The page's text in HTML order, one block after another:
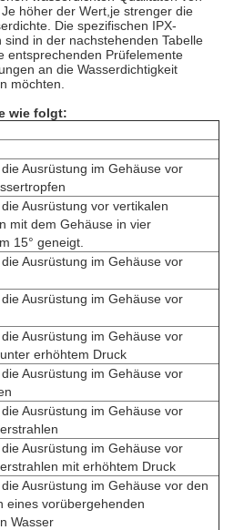
höher der Wert,je strenger die
Die spezifischen IPX-
in der nachstehenden Tabelle
entsprechenden Prüfelemente
an die Wasserdichtigkeit
möchten.
wie folgt:
Ausrüstung im Gehäuse vor
Ausrüstung vor vertikalen
mit dem Gehäuse in vier
15° geneigt.
Ausrüstung im Gehäuse vor
Ausrüstung im Gehäuse vor
Ausrüstung im Gehäuse vor
erhöhtem Druck
Ausrüstung im Gehäuse vor
Ausrüstung im Gehäuse vor
Ausrüstung im Gehäuse vor
mit erhöhtem Druck
Ausrüstung im Gehäuse vor den
eines vorübergehenden
Wasser